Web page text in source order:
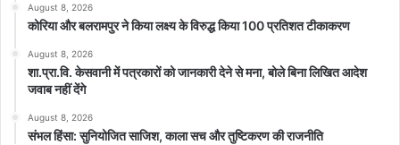
August 8, 2026
कोरिया और बलरामपुर ने किया लक्ष्य के विरुद्ध किया 100 प्रतिशत टीकाकरण
August 8, 2026
शा.प्रा.वि. केसवानी में पत्रकारों को जानकारी देने से मना, बोले बिना लिखित आदेश
जवाब नहीं देंगे
August 8, 2026
संभल हिंसा: सुनियोजित साजिश, काला सच और तुष्टिकरण की राजनीति